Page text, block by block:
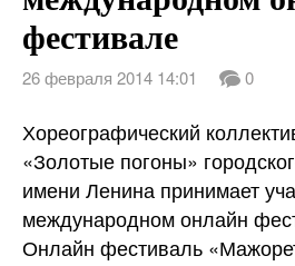
фестивале
26 февраля 2014 14:01 0
Хореографический
«Золотые погоны»
имени Ленина принимает
международном онлайн
Онлайн фестиваль